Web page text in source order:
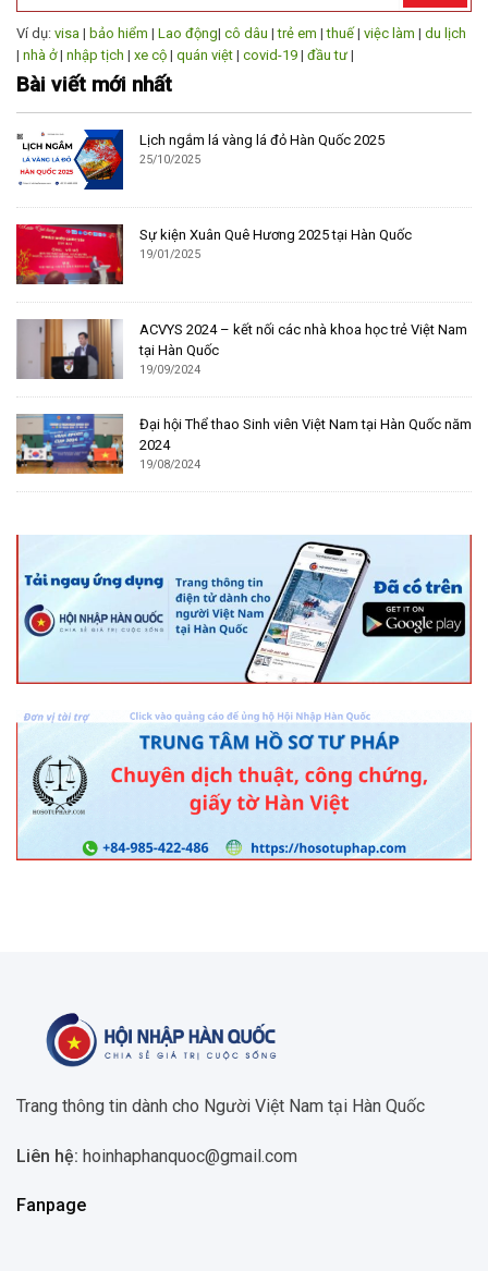
Ví dụ: visa | bảo hiểm | Lao động| cô dâu |trẻ em |thuế| việc làm | du lịch
| nhà ở| nhập tịch | xe cộ | quán việt | covid-19 | đầu tư |
Bài viết mới nhất
Lịch ngắm lá vàng lá đỏ Hàn Quốc 2025
25/10/2025
Sự kiện Xuân Quê Hương 2025 tại Hàn Quốc
19/01/2025
ACVYS 2024 – kết nối các nhà khoa học trẻ Việt Nam
tại Hàn Quốc
19/09/2024
Đại hội Thể thao Sinh viên Việt Nam tại Hàn Quốc năm
2024
19/08/2024
Trang thông tin dành cho Người Việt Nam tại Hàn Quốc
Liên hệ: hoinhaphanquoc@gmail.com
Fanpage